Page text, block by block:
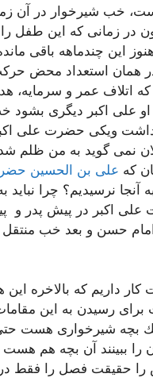
خب شیرخوار در آن
چون در زمانی كه این طفل
این چندماهه باقی
همان استعداد محض
كه اتلاف عمر و سرمایه،
او علی اكبر دیگری بشود
داشت ویكی حضرت علی
نمی گوید به من ظلم
كه علی بن الحسین
نرسیدیم؟ چرا نباید به
علی اكبر در پیش پدر و
امام حسن و بعد خب
داریم كه بالاخره
رسیدن به این
یك بچه شیرخواری هست
را ببینند آن بچه هم
را حقیقت فصل را فقط